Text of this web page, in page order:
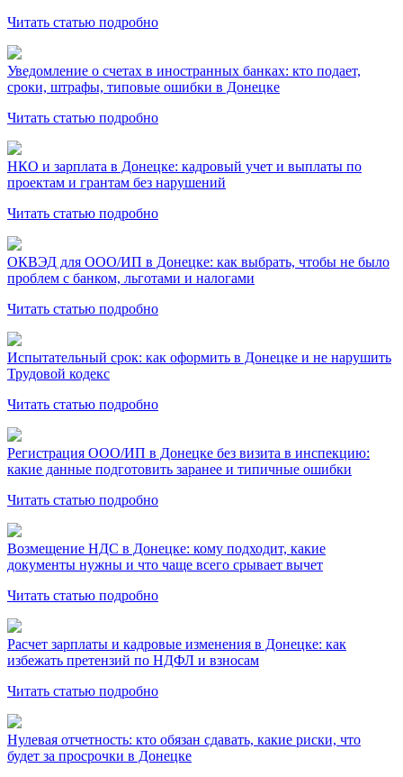
Читать статью подробно
Уведомление о счетах в иностранных банках: кто подает,
сроки, штрафы, типовые ошибки в Донецке
Читать статью подробно
НКО и зарплата в Донецке: кадровый учет и выплаты по
проектам и грантам без нарушений
Читать статью подробно
ОКВЭД для ООО/ИП в Донецке: как выбрать, чтобы не было
проблем с банком, льготами и налогами
Читать статью подробно
Испытательный срок: как оформить в Донецке и не нарушить
Трудовой кодекс
Читать статью подробно
Регистрация ООО/ИП в Донецке без визита в инспекцию:
какие данные подготовить заранее и типичные ошибки
Читать статью подробно
Возмещение НДС в Донецке: кому подходит, какие
документы нужны и что чаще всего срывает вычет
Читать статью подробно
Расчет зарплаты и кадровые изменения в Донецке: как
избежать претензий по НДФЛ и взносам
Читать статью подробно
Нулевая отчетность: кто обязан сдавать, какие риски, что
будет за просрочки в Донецке